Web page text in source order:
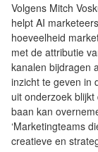
Volgens Mitch
helpt AI
hoeveelheid
met de attributie
kanalen bijdragen
inzicht te geven in
uit onderzoek
baan kan
‘Marketingteams
creatieve en